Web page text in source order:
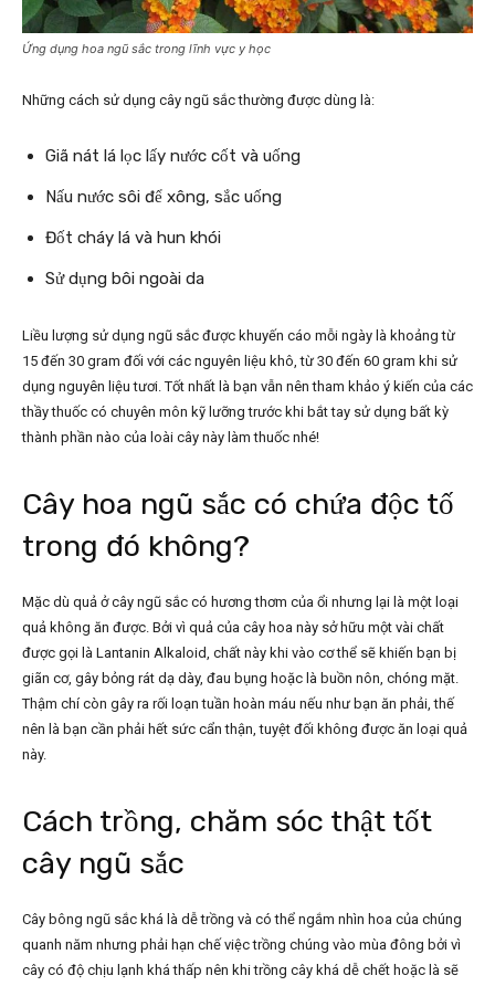
Ứng dụng hoa ngũ sắc trong lĩnh vực y học
Những cách sử dụng cây ngũ sắc thường được dùng là:
Giã nát lá lọc lấy nước cốt và uống
Nấu nước sôi để xông, sắc uống
Đốt cháy lá và hun khói
Sử dụng bôi ngoài da
Liều lượng sử dụng ngũ sắc được khuyến cáo mỗi ngày là khoảng từ
15 đến 30 gram đối với các nguyên liệu khô, từ 30 đến 60 gram khi sử
dụng nguyên liệu tươi. Tốt nhất là bạn vẫn nên tham khảo ý kiến của các
thầy thuốc có chuyên môn kỹ lưỡng trước khi bắt tay sử dụng bất kỳ
thành phần nào của loài cây này làm thuốc nhé!
Cây hoa ngũ sắc có chứa độc tố
trong đó không?
Mặc dù quả ở cây ngũ sắc có hương thơm của ổi nhưng lại là một loại
quả không ăn được. Bởi vì quả của cây hoa này sở hữu một vài chất
được gọi là Lantanin Alkaloid, chất này khi vào cơ thể sẽ khiến bạn bị
giãn cơ, gây bỏng rát dạ dày, đau bụng hoặc là buồn nôn, chóng mặt.
Thậm chí còn gây ra rối loạn tuần hoàn máu nếu như bạn ăn phải, thế
nên là bạn cần phải hết sức cẩn thận, tuyệt đối không được ăn loại quả
này.
Cách trồng, chăm sóc thật tốt
cây ngũ sắc
Cây bông ngũ sắc khá là dễ trồng và có thể ngắm nhìn hoa của chúng
quanh năm nhưng phải hạn chế việc trồng chúng vào mùa đông bởi vì
cây có độ chịu lạnh khá thấp nên khi trồng cây khá dễ chết hoặc là sẽ